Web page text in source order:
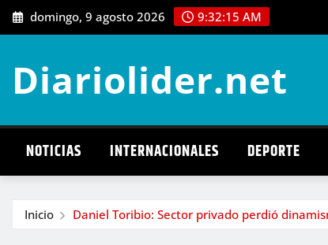
Saltar
al
domingo, 9 agosto 2026 9:32:17 AM
Diariolider.net
NOTICIAS INTERNACIONALES DEPORTE
Inicio Daniel Toribio: Sector privado perdió